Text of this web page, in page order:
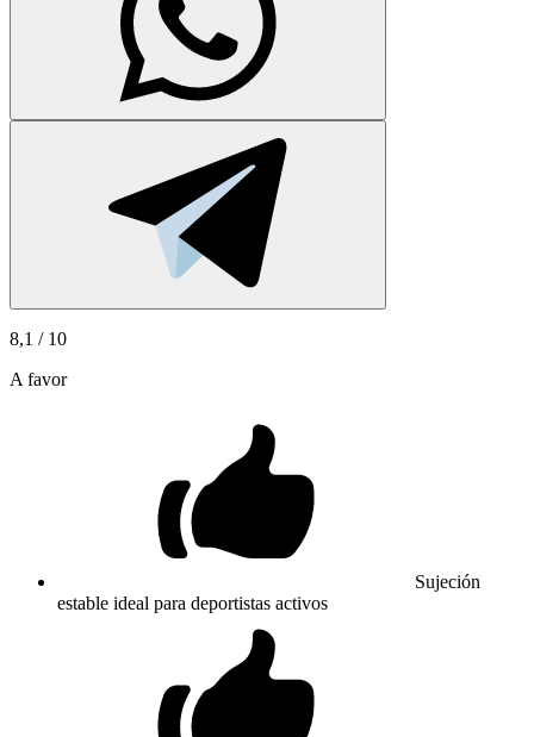
8,1 / 10
A favor
Sujeción
estable ideal para deportistas activos